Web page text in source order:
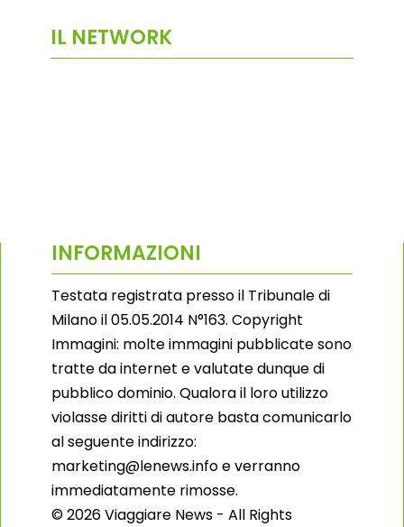
IL NETWORK
INFORMAZIONI
Testata registrata presso il Tribunale di
Milano il 05.05.2014 N°163. Copyright
Immagini: molte immagini pubblicate sono
tratte da internet e valutate dunque di
pubblico dominio. Qualora il loro utilizzo
violasse diritti di autore basta comunicarlo
al seguente indirizzo:
marketing@lenews.info e verranno
immediatamente rimosse.
© 2026 Viaggiare News - All Rights